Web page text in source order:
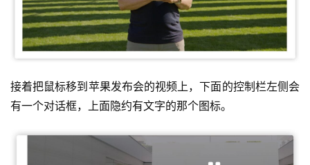
接着把鼠标移到苹果发布会的视频上，下面的控制栏左侧会
有一个对话框，上面隐约有文字的那个图标。